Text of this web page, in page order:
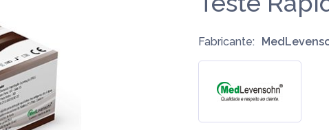
Fabricante: